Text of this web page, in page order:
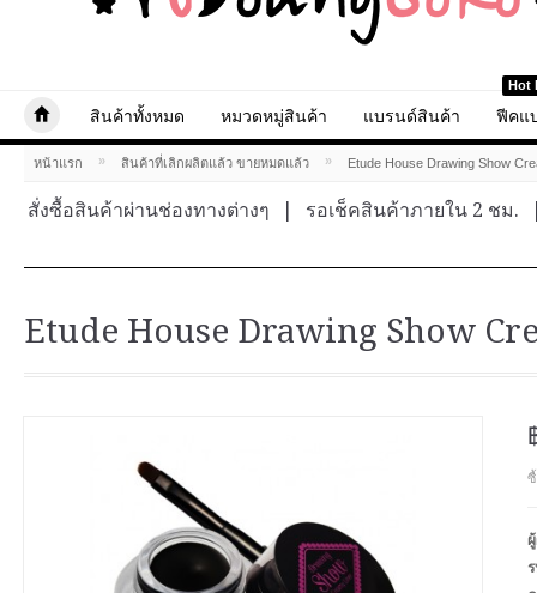
สินค้าทั้งหมด หมวดหมู่สินค้า แบรนด์สินค้า
Hot
ฟีคแ
หน้าแรก » สินค้าที่เลิกผลิตแล้ว ขายหมดแล้ว » Etude House Drawing Show
สั่งซื้อสินค้าผ่านช่องทางต่างๆ รอเช็คสินค้าภายใน 2 ชม.
Etude House Drawing Show